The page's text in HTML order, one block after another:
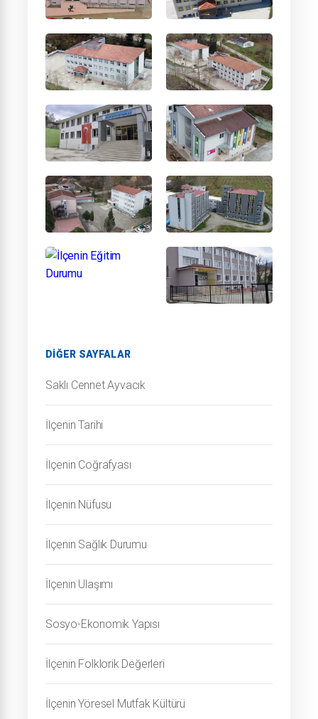
DIĞER SAYFALAR
Saklı Cennet Ayvacık
İlçenin Tarihi
İlçenin Coğrafyası
İlçenin Nüfusu
İlçenin Sağlık Durumu
İlçenin Ulaşımı
Sosyo-Ekonomik Yapısı
İlçenin Folklorik Değerleri
İlçenin Yöresel Mutfak Kültürü